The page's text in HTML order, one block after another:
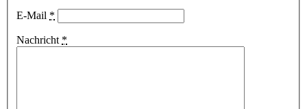
E-Mail *
Nachricht *